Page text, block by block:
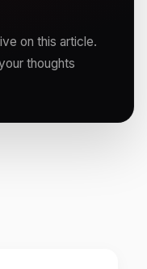
on this article.
thoughts